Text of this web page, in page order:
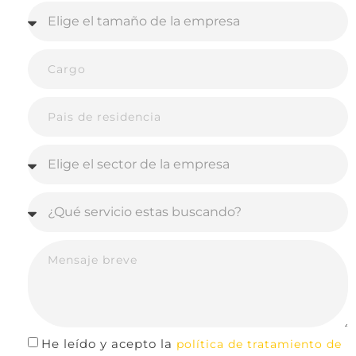
La construcción de un
resista las crisis
La mejor defensa ante los vaivenes de la
explique de manera detallada la filosofía de
vigencia de la marcapermite a las
He leído y acepto la política de tratamiento de